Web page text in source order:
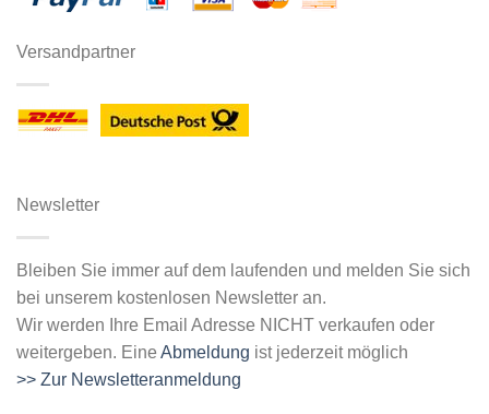
Versandpartner
Newsletter
Bleiben Sie immer auf dem laufenden und melden Sie sich
bei unserem kostenlosen Newsletter an.
Wir werden Ihre Email Adresse NICHT verkaufen oder
weitergeben. Eine Abmeldung ist jederzeit möglich
>> Zur Newsletteranmeldung